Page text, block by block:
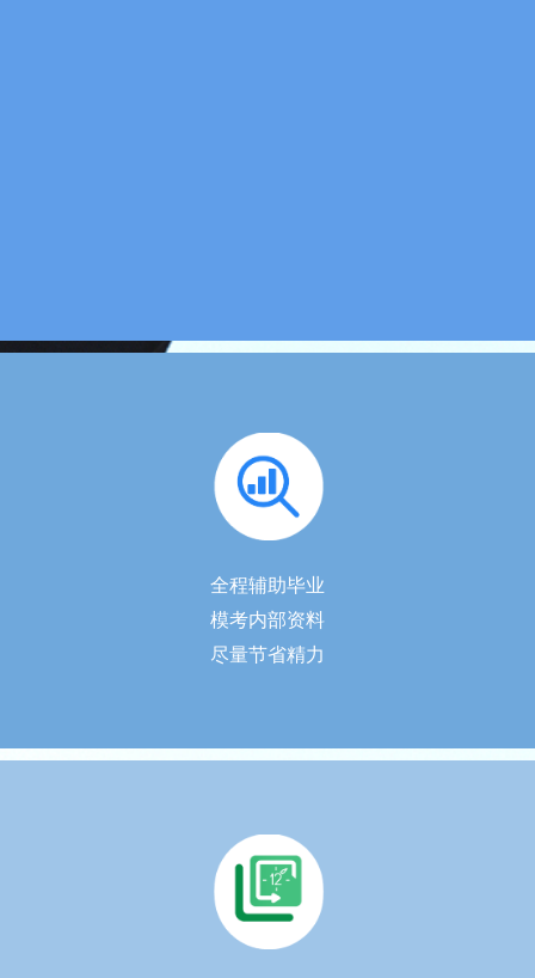
全程辅助毕业
模考内部资料
尽量节省精力